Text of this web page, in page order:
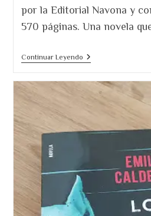
por la Editorial Navona y
570 páginas. Una novela
Continuar Leyendo«Los
Familia
La
Mía
Están
En